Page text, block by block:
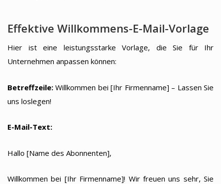
Effektive Willkommens-E-Mail-Vorlage
Hier ist eine leistungsstarke Vorlage, die Sie für Ihr
Unternehmen anpassen können:
Betreffzeile: Willkommen bei [Ihr Firmenname] – Lassen Sie
uns loslegen!
E-Mail-Text:
Hallo [Name des Abonnenten],
Willkommen bei [Ihr Firmenname]! Wir freuen uns sehr, Sie